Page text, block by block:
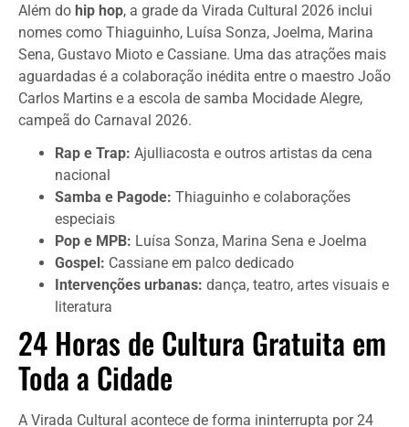
Além do hip hop, a grade da Virada Cultural 2026 inclui
nomes como Thiaguinho, Luísa Sonza, Joelma, Marina
Sena, Gustavo Mioto e Cassiane. Uma das atrações mais
aguardadas é a colaboração inédita entre o maestro João
Carlos Martins e a escola de samba Mocidade Alegre,
campeã do Carnaval 2026.
Rap e Trap: Ajulliacosta e outros artistas da cena
nacional
Samba e Pagode: Thiaguinho e colaborações
especiais
Pop e MPB: Luísa Sonza, Marina Sena e Joelma
Gospel: Cassiane em palco dedicado
Intervenções urbanas: dança, teatro, artes visuais e
literatura
24 Horas de Cultura Gratuita em
Toda a Cidade
A Virada Cultural acontece de forma ininterrupta por 24